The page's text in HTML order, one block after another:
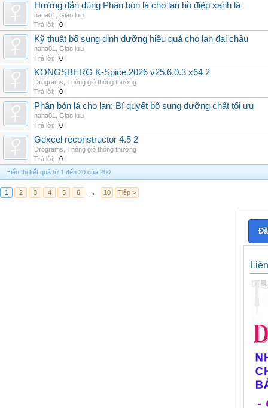
Hướng dẫn dùng Phân bón lá cho lan hồ điệp xanh lá
nana01
Giao lưu
Trả lời:
0
Kỹ thuật bổ sung dinh dưỡng hiệu quả cho lan đai châu
nana01
Giao lưu
Trả lời:
0
KONGSBERG K-Spice 2026 v25.6.0.3 x64 2
Drograms Thông gió thông thường
Trả lời:
0
Phân bón lá cho lan: Bí quyết bổ sung dưỡng chất tối ưu
nana01
Giao lưu
Trả lời:
0
Gexcel reconstructor 4.5 2
Drograms Thông gió thông thường
Trả lời:
0
Hiển thị kết quả từ 1 đến 20 của 200
1 2 3 4 5 6 → 10 Tiếp >